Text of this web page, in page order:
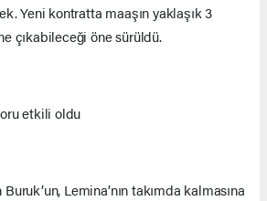
Yeni kontratta maaşın yaklaşık 3
çıkabileceği öne sürüldü.
etkili oldu
Lemina’nın takımda kalmasına